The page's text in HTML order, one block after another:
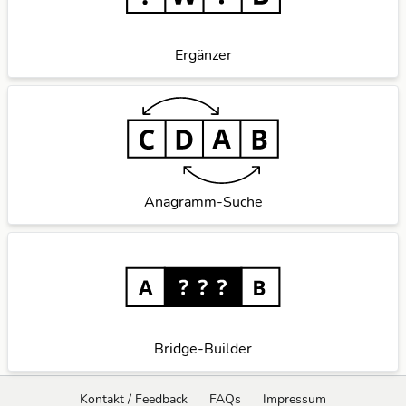
Ergänzer
Anagramm-Suche
Bridge-Builder
Kontakt / Feedback FAQs Impressum